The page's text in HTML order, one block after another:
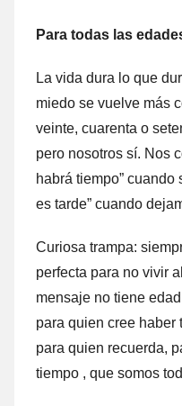
Para todas las
La vida dura lo que
miedo se vuelve más
veinte, cuarenta o
pero nosotros sí. Nos
habrá tiempo” cuando
es tarde” cuando
Curiosa trampa:
perfecta para no vivir
mensaje no tiene
para quien cree haber
para quien recuerda,
tiempo , que somos